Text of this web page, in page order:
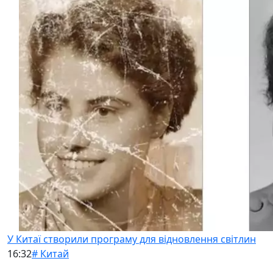
У Китаї створили програму для відновлення світлин
16:32# Китай